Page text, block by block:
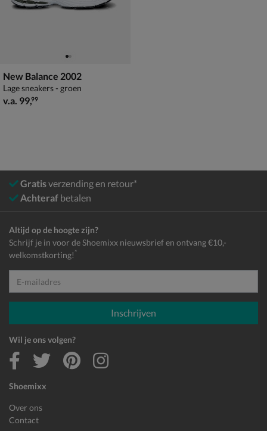
New Balance 2002
Lage sneakers - groen
vanaf € 99,99
v.a. 99,99
Gratisverzending en retour*
Achteraf betalen
Shoemixx
Over ons
Contact
Altijd op de hoogte zijn?
Schrijf je in voor de Shoemixx nieuwsbrief en ontvang €10,-
welkomstkorting! *
E-mailadres
Inschrijven
Wil je ons volgen?